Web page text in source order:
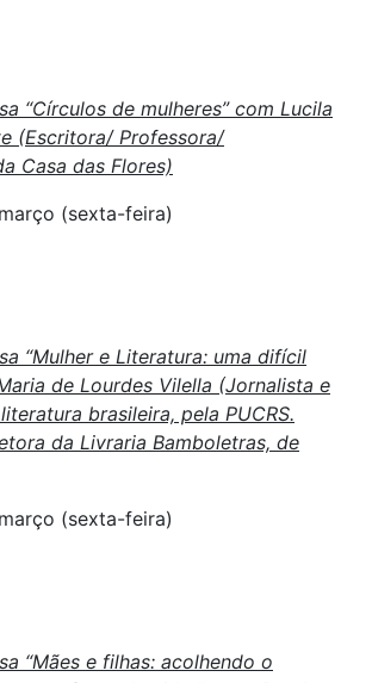
“Círculos de mulheres” com Lucila
(Escritora/ Professora/
Casa das Flores)
(sexta-feira)
“Mulher e Literatura: uma difícil
de Lourdes Vilella (Jornalista e
brasileira, pela PUCRS.
da Livraria Bamboletras, de
(sexta-feira)
“Mães e filhas: acolhendo o